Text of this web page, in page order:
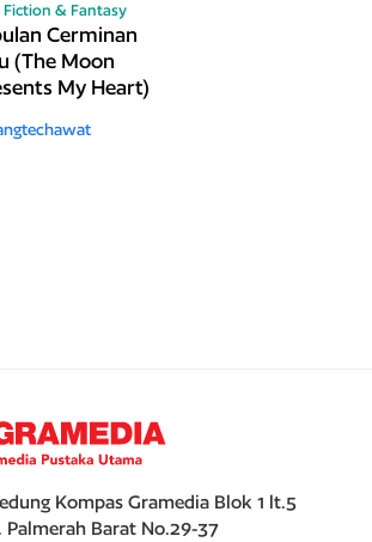
Fiction & Fantasy
Cerminan
(The Moon
My Heart)
Kompas Gramedia Blok 1 lt.5
Palmerah Barat No.29-37